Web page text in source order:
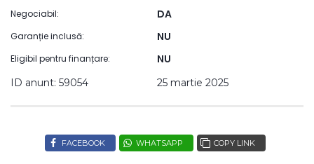
Negociabil: DA
Garanție inclusă: NU
Eligibil pentru finanțare: NU
ID anunt: 59054 25 martie 2025
FACEBOOK WHATSAPP COPY LINK